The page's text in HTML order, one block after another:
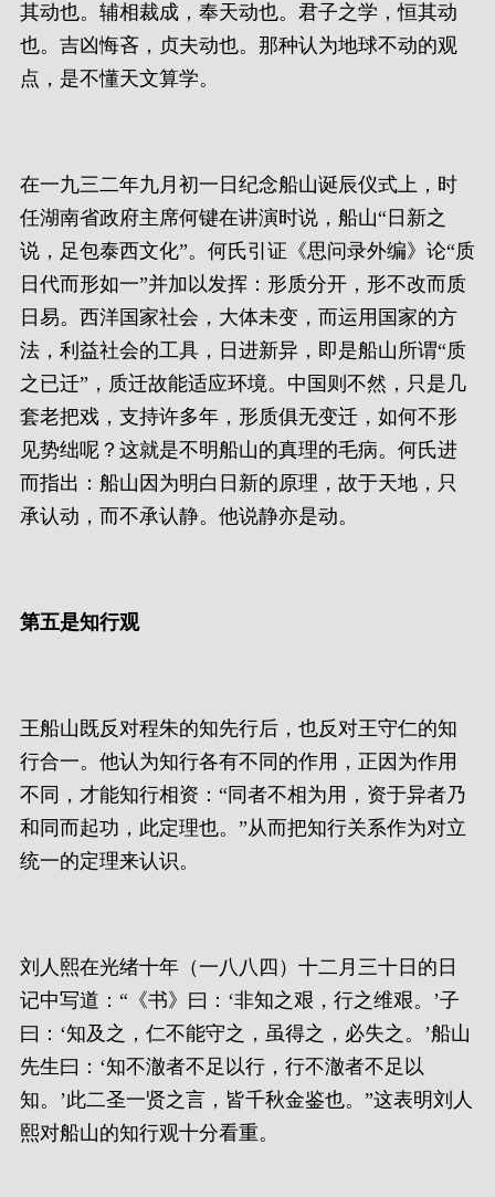
其动也。辅相裁成，奉天动也。君子之学，恒其动
也。吉凶悔吝，贞夫动也。那种认为地球不动的观
点，是不懂天文算学。
在一九三二年九月初一日纪念船山诞辰仪式上，时
任湖南省政府主席何键在讲演时说，船山“日新之
说，足包泰西文化”。何氏引证《思问录外编》论“质
日代而形如一”并加以发挥：形质分开，形不改而质
日易。西洋国家社会，大体未变，而运用国家的方
法，利益社会的工具，日进新异，即是船山所谓“质
之已迁”，质迁故能适应环境。中国则不然，只是几
套老把戏，支持许多年，形质俱无变迁，如何不形
见势绌呢？这就是不明船山的真理的毛病。何氏进
而指出：船山因为明白日新的原理，故于天地，只
承认动，而不承认静。他说静亦是动。
第五是知行观
王船山既反对程朱的知先行后，也反对王守仁的知
行合一。他认为知行各有不同的作用，正因为作用
不同，才能知行相资：“同者不相为用，资于异者乃
和同而起功，此定理也。”从而把知行关系作为对立
统一的定理来认识。
刘人熙在光绪十年（一八八四）十二月三十日的日
记中写道：“《书》曰：‘非知之艰，行之维艰。’子
曰：‘知及之，仁不能守之，虽得之，必失之。’船山
先生曰：‘知不澈者不足以行，行不澈者不足以
知。’此二圣一贤之言，皆千秋金鉴也。”这表明刘人
熙对船山的知行观十分看重。